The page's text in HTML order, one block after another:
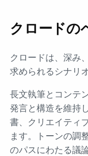
クロードの
クロードは、深み
求められるシナリ
長文執筆とコンテ
発言と構造を維持
書、クリエイティ
ます。トーンの調
のパスにわたる議